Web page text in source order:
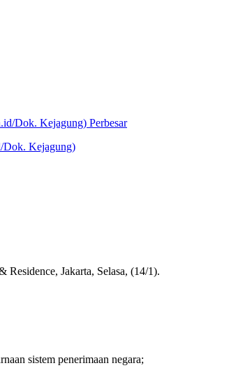
Perbesar
Dok. Kejagung)
Jakarta, Selasa, (14/1).
sistem penerimaan negara;